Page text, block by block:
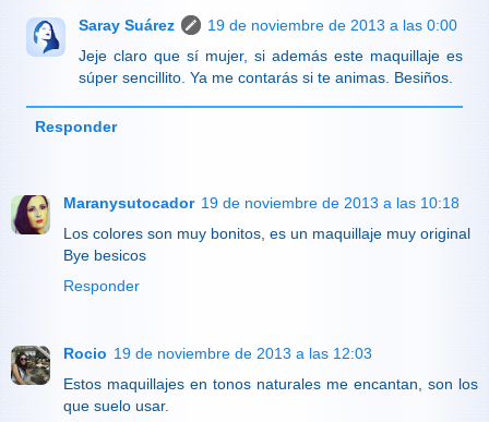
Saray Suárez
19 de noviembre de 2013 a las 0:00
Jeje claro que sí mujer, si además este maquillaje es
súper sencillito. Ya me contarás si te animas. Besiños.
Responder
Maranysutocador 19 de noviembre de 2013 a las 10:18
Los colores son muy bonitos, es un maquillaje muy original
Bye besicos
Responder
Rocio 19 de noviembre de 2013 a las 12:03
Estos maquillajes en tonos naturales me encantan, son los
que suelo usar.